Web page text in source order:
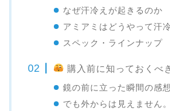
なぜ汗冷えが起きるのか
アミアミはどうやって汗
スペック・ラインナップ
購入前に知っておくべ
鏡の前に立った瞬間の感想
でも外からは見えません